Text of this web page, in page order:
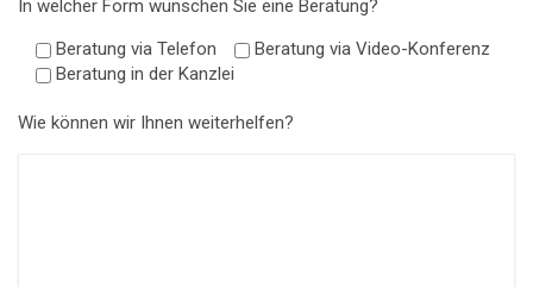
In welcher Form wünschen Sie eine Beratung?
Beratung via Telefon
Beratung via Video-Konferenz
Beratung in der Kanzlei
Wie können wir Ihnen weiterhelfen?